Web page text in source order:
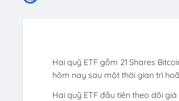
Hai quỹ ETF gồm 21 Shares
hôm nay sau một thời gian trì
Hai quỹ ETF đầu tiên theo dõi